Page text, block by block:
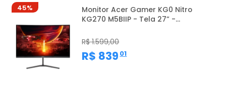
45%
Monitor Acer Gamer KG0 Nitro
KG270 M5BIIP - Tela 27” -...
R$ 1.599,00
R$ 839 ,01